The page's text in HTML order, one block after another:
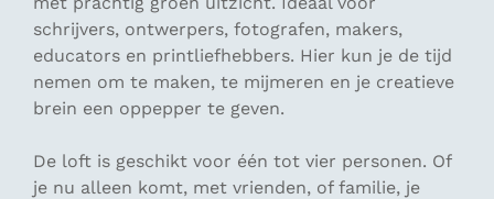
schrijvers, ontwerpers, fotografen, makers,
educators en printliefhebbers. Hier kun je de tijd
nemen om te maken, te mijmeren en je creatieve
brein een oppepper te geven.
De loft is geschikt voor één tot vier personen. Of
je nu alleen komt, met vrienden, of familie, je